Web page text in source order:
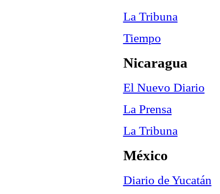
La Tribuna
Tiempo
Nicaragua
El Nuevo Diario
La Prensa
La Tribuna
México
Diario de Yucatán